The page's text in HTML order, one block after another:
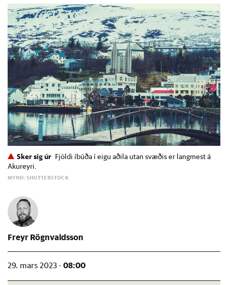
Sker sig úr Fjöldi íbúða í eigu aðila utan svæðis er langmest á
Akureyri.
MYND: SHUTTERSTOCK
Freyr Rögnvaldsson
29. mars 2023 · 08:00